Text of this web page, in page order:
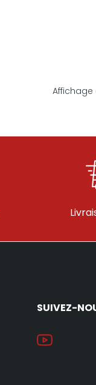
Affichage
SUIVEZ-